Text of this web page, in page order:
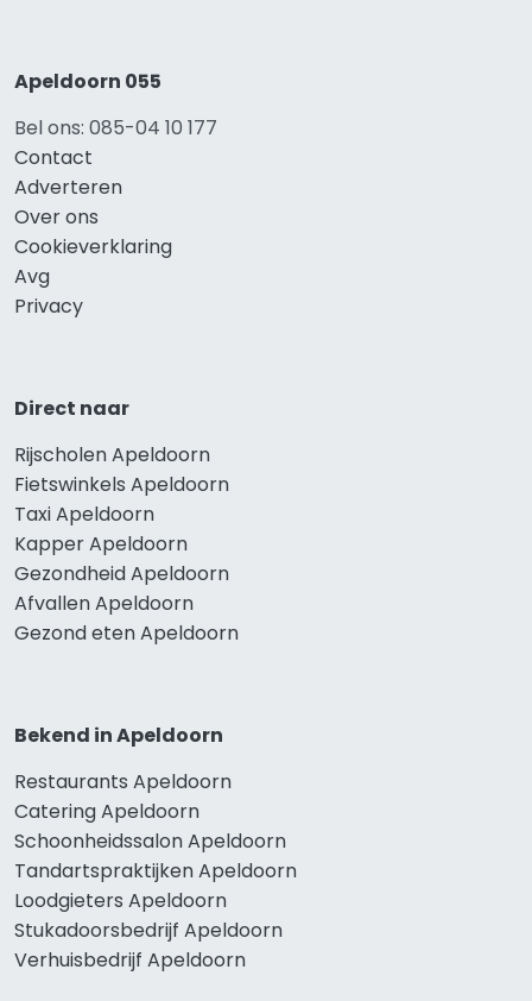
Apeldoorn 055
Bel ons: 085-04 10 177
Contact
Adverteren
Over ons
Cookieverklaring
Avg
Privacy
Direct naar
Rijscholen Apeldoorn
Fietswinkels Apeldoorn
Taxi Apeldoorn
Kapper Apeldoorn
Gezondheid Apeldoorn
Afvallen Apeldoorn
Gezond eten Apeldoorn
Bekend in Apeldoorn
Restaurants Apeldoorn
Catering Apeldoorn
Schoonheidssalon Apeldoorn
Tandartspraktijken Apeldoorn
Loodgieters Apeldoorn
Stukadoorsbedrijf Apeldoorn
Verhuisbedrijf Apeldoorn